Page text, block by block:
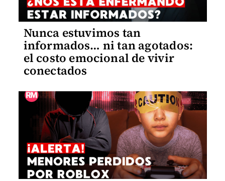
Nunca estuvimos tan
informados… ni tan agotados:
el costo emocional de vivir
conectados